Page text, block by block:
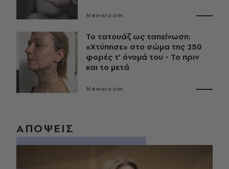
Newsroom
Το τατουάζ ως ταπείνωση:
«Χτύπησε» στο σώμα της 250
φορές τ’ όνομά του - Το πριν
και το μετά
Newsroom
ΑΠΟΨΕΙΣ